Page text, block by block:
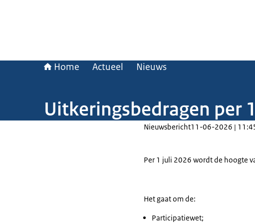
Home Actueel Nieuws
Uitkeringsbedragen per
Nieuwsbericht11-06-2026 |
Per 1 juli 2026 wordt de hoogte
Het gaat om de:
Participatiewet;